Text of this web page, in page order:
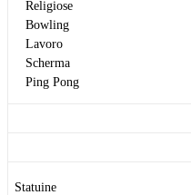
Religiose
Bowling
Lavoro
Scherma
Ping Pong
Statuine